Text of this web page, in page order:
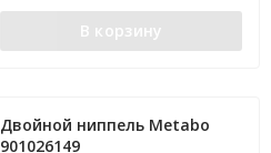
В корзину
Двойной ниппель Metabo
901026149